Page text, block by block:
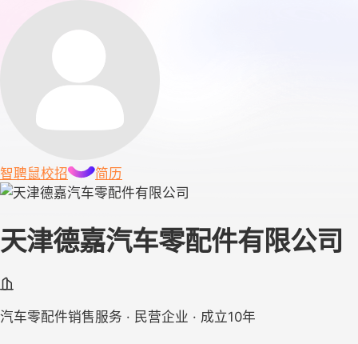
智聘鼠校招 简历
天津德嘉汽车零配件有限公司
汽车零配件销售服务 · 民营企业 · 成立10年